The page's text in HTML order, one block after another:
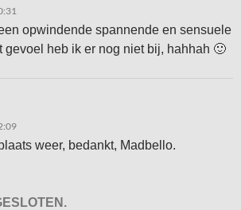
opwindende spannende en sensuele
gevoel heb ik er nog niet bij, hahhah 🙂
weer, bedankt, Madbello.